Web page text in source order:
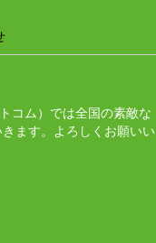
コム）では全国の素敵な
ます。よろしくお願いい